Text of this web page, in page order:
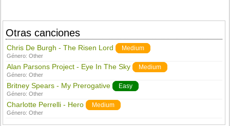
Otras canciones
Chris De Burgh - The Risen Lord Medium
Género:Other
Alan Parsons Project - Eye In The Sky Medium
Género:Other
Britney Spears - My Prerogative Easy
Género:Other
Charlotte Perrelli - Hero Medium
Género:Other